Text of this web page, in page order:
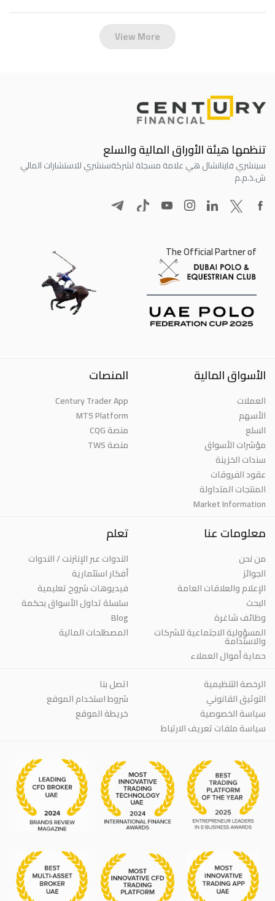
View More
تنظمها هيئة الأوراق المالية والسلع
سينشري فاينانشال هي علامة مسجلة لشركةسنشري للاستشارات المالي
ش.ذ.م.م
The Official Partner of
الأسواق المالية
العملات
الأسهم
السلع
مؤشرات الأسواق
سندات الخزينة
عقود الفروقات
المنتجات المتداولة
Market Information
المنصات
Century Trader App
MT5 Platform
منصة CQG
منصة TWS
معلومات عنا
من نحن
الجوائز
الإعلام والعلاقات العامة
البحث
وظائف شاغرة
المسؤولية الاجتماعية للشركات
والاستدامة
حماية أموال العملاء
تعلم
الندوات عبر الإنترنت / الندوات
أفكار استثمارية
فيديوهات شروح تعليمية
سلسلة تداول الأسواق بحكمة
Blog
المصطلحات المالية
الرخصة التنظيمية
التوثيق القانوني
سياسة الخصوصية
سياسة ملفات تعريف الارتباط
اتصل بنا
شروط استخدام الموقع
خريطة الموقع